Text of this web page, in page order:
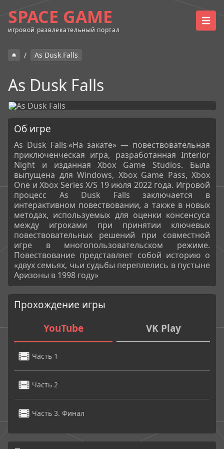
SPACE GAME
игровой развлекательный портал
/ As Dusk Falls
As Dusk Falls
Об игре
As Dusk Falls «На закате» — повествовательная
приключенческая игра, разработанная Interior
Night и изданная Xbox Game Studios. Была
выпущена для Windows, Xbox Game Pass, Xbox
One и Xbox Series X/S 19 июля 2022 года. Игровой
процесс As Dusk Falls заключается в
интерактивном повествовании, а также в новых
методах, используемых для оценки консенсуса
между игроками при принятии ключевых
повествовательных решений при совместной
игре в многопользовательском режиме.
Повествование представляет собой историю о
«двух семьях, чьи судьбы переплелись в пустыне
Аризоны в 1998 году»
Прохождение игры
YouTube
VK Play
Часть 1
Часть 2
Часть 3. Финал